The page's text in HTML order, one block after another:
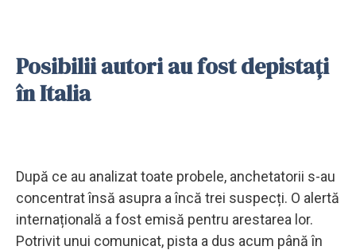
Posibilii autori au fost depistați
în Italia
După ce au analizat toate probele, anchetatorii s-au
concentrat însă asupra a încă trei suspecți. O alertă
internațională a fost emisă pentru arestarea lor.
Potrivit unui comunicat, pista a dus acum până în